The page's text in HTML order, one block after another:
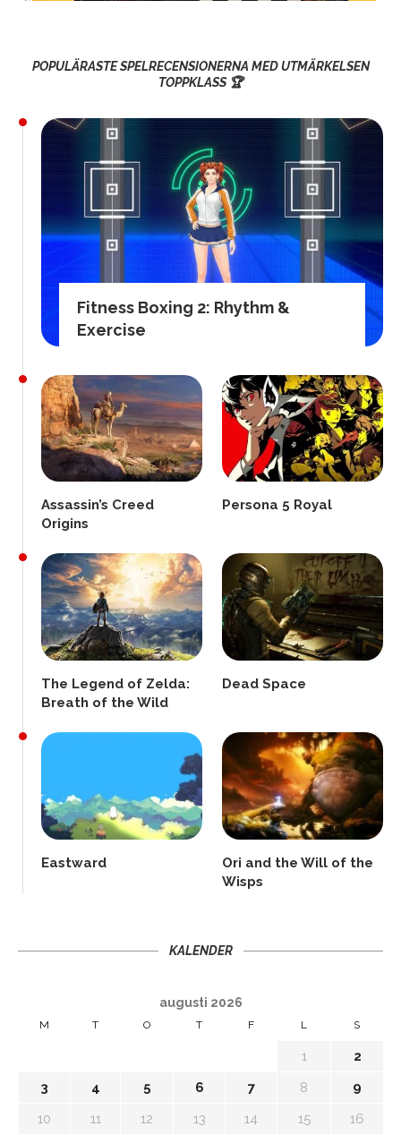
POPULÄRASTE SPELRECENSIONERNA MED UTMÄRKELSEN
TOPPKLASS 🏆
Fitness Boxing 2: Rhythm &
Exercise
Assassin’s Creed
Origins
Persona 5 Royal
The Legend of Zelda:
Breath of the Wild
Dead Space
Eastward
Ori and the Will of the
Wisps
KALENDER
augusti 2026
M T O T F L S
1
2
3
4 5 6 7 8
9
10
11 12 13 14 15
16